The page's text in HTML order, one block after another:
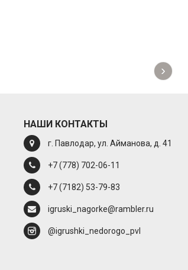
›
НАШИ КОНТАКТЫ
г. Павлодар, ул. Айманова, д. 41
+7 (778) 702-06-11
+7 (7182) 53-79-83
igruski_nagorke@rambler.ru
@igrushki_nedorogo_pvl